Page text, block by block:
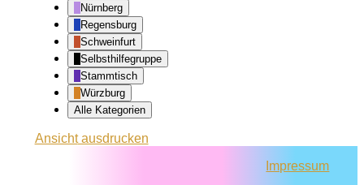
Nürnberg
Regensburg
Schweinfurt
Selbsthilfegruppe
Stammtisch
Würzburg
Alle Kategorien
Ansichtausdrucken
Impressum